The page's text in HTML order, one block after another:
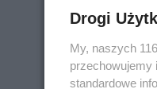
Drogi
My, naszych
przechowujemy
standardowe